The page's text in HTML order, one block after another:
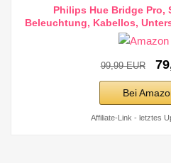
Philips Hue Bridge Pro,
Beleuchtung, Kabellos,
99,99 EUR
Bei
Affiliate-Link - letztes